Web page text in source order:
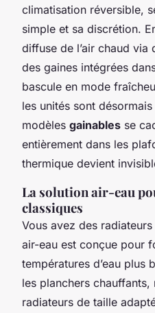
climatisation réversible,
simple et sa discrétion.
diffuse de l’air chaud via
des gaines intégrées
bascule en mode
les unités sont
modèles gainables se
entièrement dans les
thermique devient
La solution air-eau
classiques
Vous avez des
air-eau est conçue pour
températures d’eau plus
les planchers chauffants,
radiateurs de taille